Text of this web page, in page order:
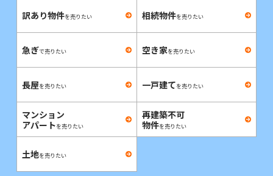
訳あり物件を売りたい 相続物件を売りたい
急ぎで売りたい 空き家を売りたい
長屋を売りたい 一戸建てを売りたい
マンション
アパートを売りたい
再建築不可
物件を売りたい
土地を売りたい